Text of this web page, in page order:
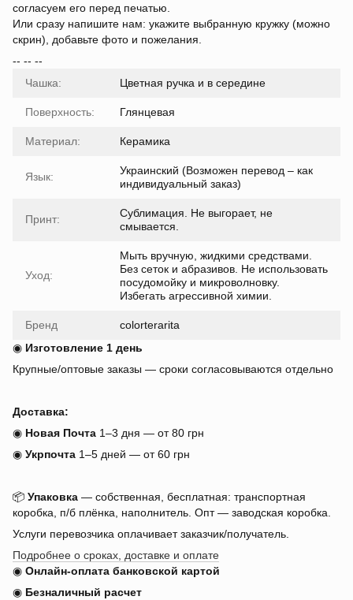
согласуем его перед печатью.
Или сразу напишите нам: укажите выбранную кружку (можно
скрин), добавьте фото и пожелания.
-- -- --
Чашка:
Цветная ручка и в середине
Поверхность: Глянцевая
Материал: Керамика
Язык:
Украинский (Возможен перевод – как
индивидуальный заказ)
Принт:
Сублимация. Не выгорает, не
смывается.
Уход:
Мыть вручную, жидкими средствами.
Без сеток и абразивов. Не использовать
посудомойку и микроволновку.
Избегать агрессивной химии.
Бренд
colorterarita
◉ Изготовление 1 день
Крупные/оптовые заказы — сроки согласовываются отдельно
Доставка:
◉ Новая Почта 1–3 дня — от 80 грн
◉ Укрпочта 1–5 дней — от 60 грн
📦 Упаковка — собственная, бесплатная: транспортная
коробка, п/б плёнка, наполнитель. Опт — заводская коробка.
Услуги перевозчика оплачивает заказчик/получатель.
Подробнее о сроках, доставке и оплате
◉ Онлайн-оплата банковской картой
◉ Безналичный расчет